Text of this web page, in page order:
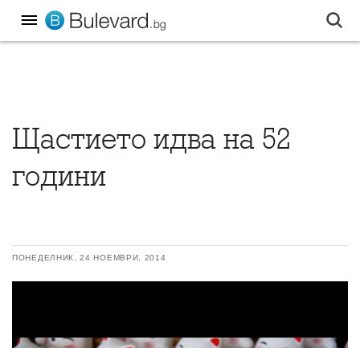
Щастието идва на 52
години
ПОНЕДЕЛНИК, 24 НОЕМВРИ, 2014